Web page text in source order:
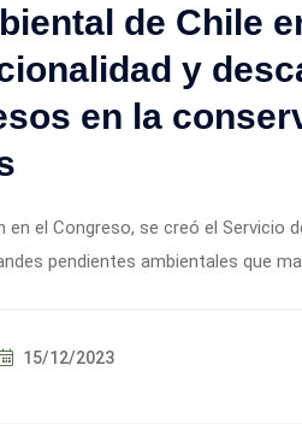
de Chile
y
en la
en el Congreso, se creó el Servicio
pendientes ambientales que
15/12/2023